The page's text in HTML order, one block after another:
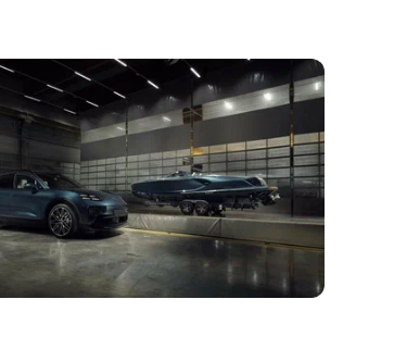
концептуальный Macan в